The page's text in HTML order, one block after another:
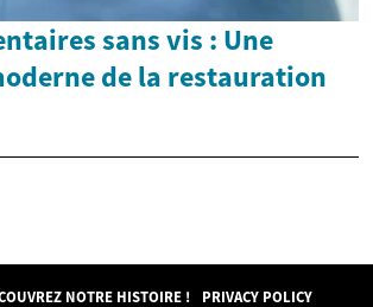
sans vis : Une
de la restauration
NOTRE HISTOIRE ! PRIVACY POLICY